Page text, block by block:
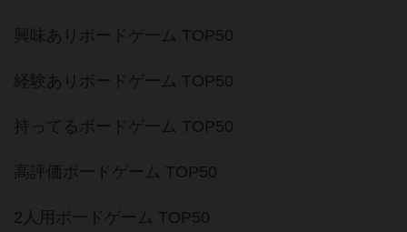
興味ありボードゲーム TOP50
経験ありボードゲーム TOP50
持ってるボードゲーム TOP50
高評価ボードゲーム TOP50
2人用ボードゲーム TOP50